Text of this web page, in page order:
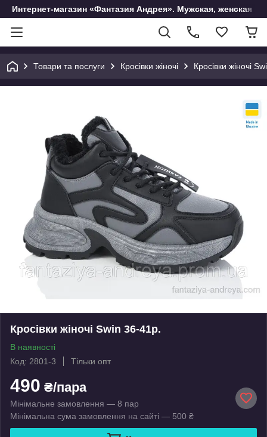
Интернет-магазин «Фантазия Андрея». Мужская, женская и
Товари та послуги Кросівки жіночі Кросівки жіночі
Кросівки жіночі Swin 36-41р.
В наявності
Код: 2801-3
Тільки опт
490 ₴/пара
Мінімальне замовлення — 8 пар
Мінімальна сума замовлення на сайті — 500 ₴